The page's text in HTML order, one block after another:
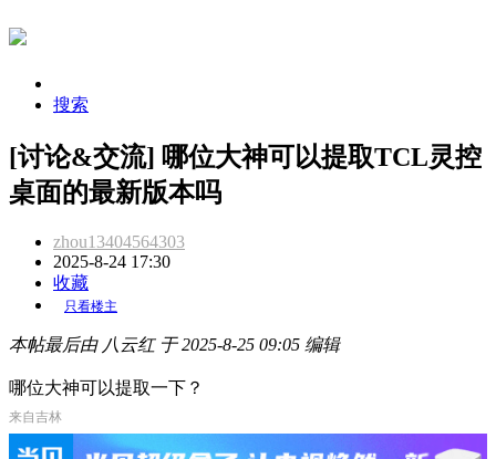
搜索
[讨论&交流] 哪位大神可以提取TCL灵控
桌面的最新版本吗
zhou13404564303
2025-8-24 17:30
收藏
只看楼主
本帖最后由 八云红 于 2025-8-25 09:05 编辑
哪位大神可以提取一下？
来自吉林